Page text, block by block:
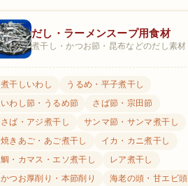
だし・ラーメンスープ用食材
煮干し・かつお節・昆布などのだし素材
煮干しいわし
うるめ・平子煮干し
いわし節・うるめ節
さば節・宗田節
さば・アジ煮干し
サンマ節・サンマ煮干し
焼きあご・あご煮干し
イカ・カニ煮干し
鯛・カマス・エソ煮干し
レア煮干し
かつお厚削り・本節削り
海老の頭・甘エビ頭